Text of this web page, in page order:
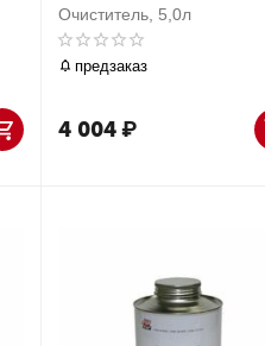
Очиститель, 5,0л
предзаказ
4 004₽